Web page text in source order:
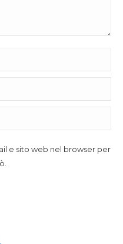
e sito web nel browser per